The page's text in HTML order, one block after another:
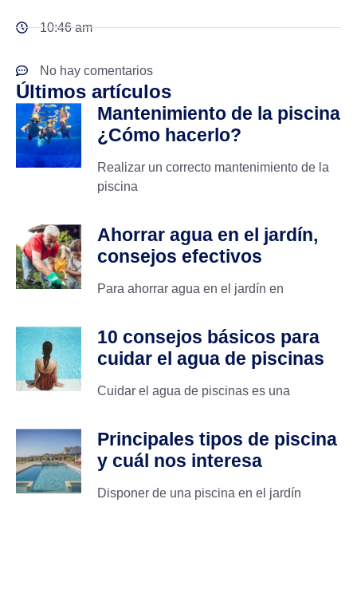
10:46 am
No hay comentarios
Últimos artículos
Mantenimiento de la piscina
¿Cómo hacerlo?
Realizar un correcto mantenimiento de la
piscina
Ahorrar agua en el jardín,
consejos efectivos
Para ahorrar agua en el jardín en
10 consejos básicos para
cuidar el agua de piscinas
Cuidar el agua de piscinas es una
Principales tipos de piscina
y cuál nos interesa
Disponer de una piscina en el jardín